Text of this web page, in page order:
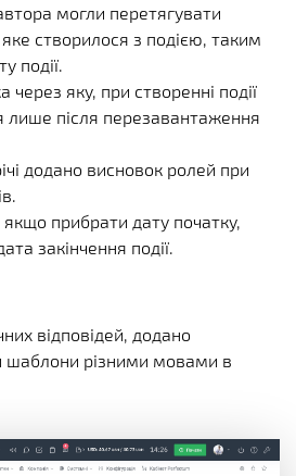
могли перетягувати
створилося з подією, таким
події.
яку, при створенні події
лише після перезавантаження
додано висновок ролей при
якщо прибрати дату початку,
закінчення події.
відповідей, додано
шаблони різними мовами в